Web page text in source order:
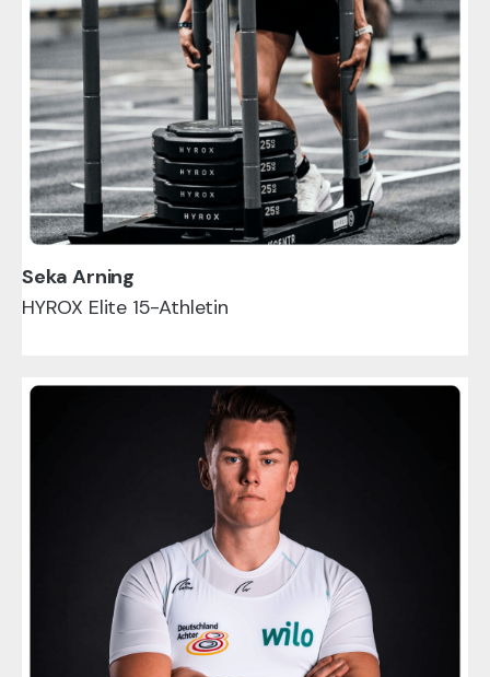
Seka Arning
HYROX Elite 15-Athletin